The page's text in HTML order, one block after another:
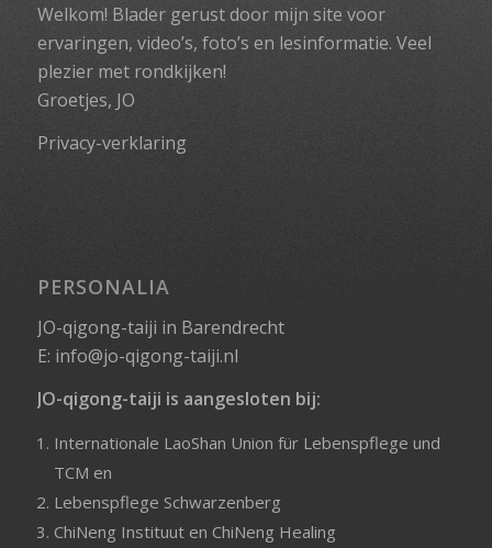
Welkom! Blader gerust door mijn site voor
ervaringen, video’s, foto’s en lesinformatie. Veel
plezier met rondkijken!
Groetjes, JO
Privacy-verklaring
PERSONALIA
JO-qigong-taiji in Barendrecht
E: info@jo-qigong-taiji.nl
JO-qigong-taiji is aangesloten bij:
Internationale LaoShan Union für Lebenspflege und
TCM en
Lebenspflege Schwarzenberg
ChiNeng Instituuten ChiNeng Healing